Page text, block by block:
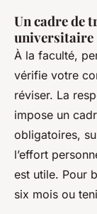
Un cadre de
universitaire
À la faculté,
vérifie votre
réviser. La
impose un
obligatoires,
l’effort
est utile. Pour
six mois ou